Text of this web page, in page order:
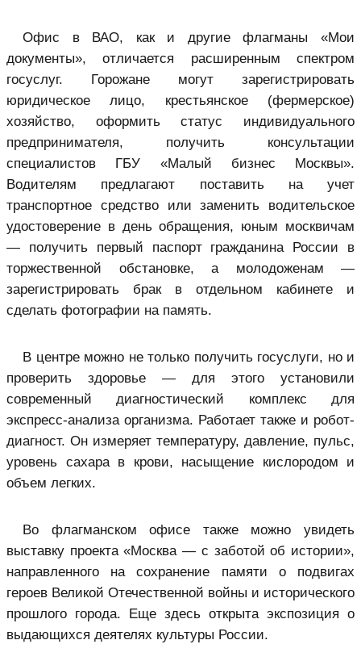
Офис в ВАО, как и другие флагманы «Мои
документы», отличается расширенным спектром
госуслуг. Горожане могут зарегистрировать
юридическое лицо, крестьянское (фермерское)
хозяйство, оформить статус индивидуального
предпринимателя, получить консультации
специалистов ГБУ «Малый бизнес Москвы».
Водителям предлагают поставить на учет
транспортное средство или заменить водительское
удостоверение в день обращения, юным москвичам
— получить первый паспорт гражданина России в
торжественной обстановке, а молодоженам —
зарегистрировать брак в отдельном кабинете и
сделать фотографии на память.
В центре можно не только получить госуслуги, но и
проверить здоровье — для этого установили
современный диагностический комплекс для
экспресс-анализа организма. Работает также и робот-
диагност. Он измеряет температуру, давление, пульс,
уровень сахара в крови, насыщение кислородом и
объем легких.
Во флагманском офисе также можно увидеть
выставку проекта «Москва — с заботой об истории»,
направленного на сохранение памяти о подвигах
героев Великой Отечественной войны и исторического
прошлого города. Еще здесь открыта экспозиция о
выдающихся деятелях культуры России.